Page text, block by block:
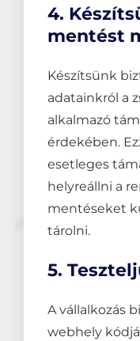
4.
mentést
Készítsünk
adatainkról a
alkalmazó
érdekében.
esetleges
helyreállni a
mentéseket
tárolni.
5.
A vállalkozás
webhely